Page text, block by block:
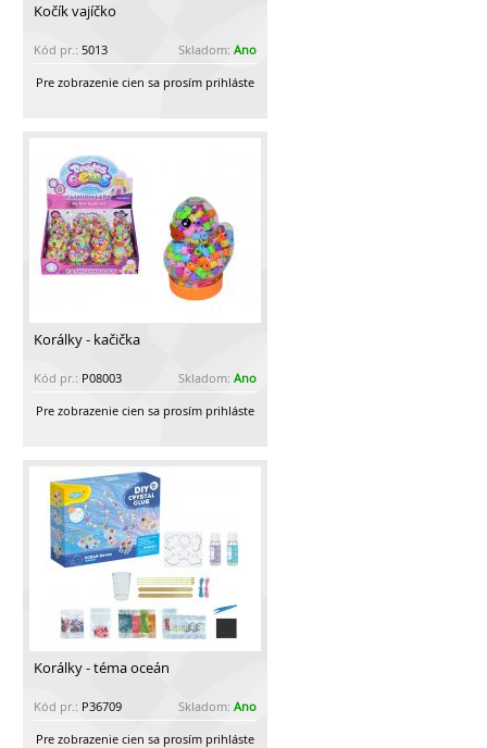
Kočík vajíčko
Kód pr.: 5013 Skladom: Ano
Pre zobrazenie cien sa prosím prihláste
Korálky - kačička
Kód pr.: P08003 Skladom: Ano
Pre zobrazenie cien sa prosím prihláste
Korálky - téma oceán
Kód pr.: P36709 Skladom: Ano
Pre zobrazenie cien sa prosím prihláste